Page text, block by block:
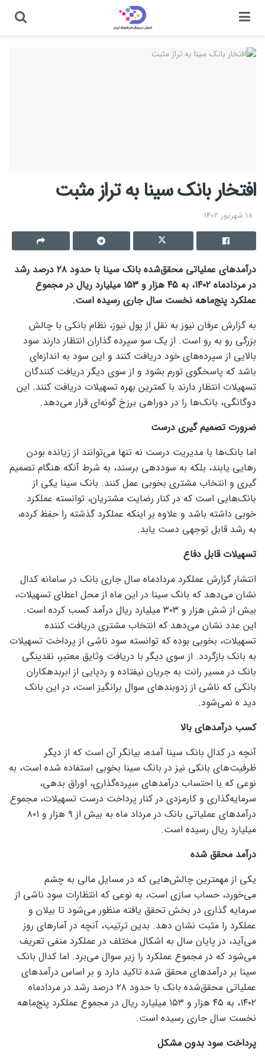
افتخار بانک سینا به تراز مثبت
18 شهریور 1402
درآمد‌های عملیاتی محقق‌شده بانک سینا با حدود ۲۸ درصد رشد
در مردادماه ۱۴۰۲، به ۴۵ هزار و ۱۵۳ میلیارد ریال در مجموع
عملکرد پنج‌ماهه نخست سال جاری رسیده است.
به گزارش عرفان نیوز به نقل از پول نیوز، نظام بانکی با چالش
بزرگی رو به رو است. از یک سو سپرده گذاران انتظار دارند سود
بالایی از سپرده‌های خود دریافت کنند و این سود به اندازه‌ای
باشد که پاسخگوی تورم بشود و از سوی دیگر دریافت کنندگان
تسهیلات انتظار دارند با کمترین بهره تسهیلات دریافت کنند. این
دوگانگی، بانک‌ها را در دوراهی برزخ گونه‌ای قرار می‌دهد.
ضرورت تصمیم گیری درست
اما بانک‌ها با مدیریت درست نه تنها می‌توانند از زیانده بودن
رهایی یابند، بلکه به سوددهی برسند، به شرط آنکه هنگام تصمیم
گیری و انتخاب مشتری بخوبی عمل کنند. بانک سینا یکی از
بانک‌هایی است که در کنار رضایت مشتریان، توانسته عملکرد
خوبی داشته باشد و علاوه بر اینکه عملکرد گذشته را حفظ کرده،
به رشد قابل توجهی دست یابد.
تسهیلات قابل دفاع
انتشار گزارش عملکرد مردادماه سال جاری بانک در سامانه کدال
نشان می‌دهد که بانک سینا در این ماه از محل اعطای تسهیلات،
بیش از شش هزار و ۳۰۳ میلیارد ریال درآمد کسب کرده است.
این عدد نشان می‌دهد که انتخاب مشتری دریافت کننده
تسهیلات، بخوبی بوده که توانسته سود ناشی از پرداخت تسهیلات
به بانک بازگردد. از سوی دیگر با دریافت وثایق معتبر، نقدینگی
بانک در مسیر رانت به جریان نیفتاده و ردپایی از ابربدهکاران
بانکی که ناشی از زدوبند‌های سوال برانگیز است، در این بانک
دید ه نمی‌شود.
کسب درآمد‌های بالا
آنچه در کدال بانک سینا آمده، بیانگر آن است که از دیگر
ظرفیت‌های بانکی نیز در بانک سینا بخوبی استفاده شده است، به
نوعی که با احتساب درآمد‌های سپرده‌گذاری، اوراق بدهی،
سرمایه‌گذاری و کارمزدی در کنار پرداخت درست تسهیلات، مجموع
درآمد‌های عملیاتی بانک در مرداد ماه به بیش از ۹ هزار و ۸۰۱
میلیارد ریال رسیده است.
درآمد محقق شده
یکی از مهمترین چالش‌هایی که در مسایل مالی به چشم
می‌خورد، حساب سازی است، به نوعی که انتظارات سود ناشی از
سرمایه گذاری در بخش تحقق یافته منظور می‌شود تا بیلان و
عملکرد را مثبت نشان دهد. بدین ترتیب، آنچه در آمار‌های روز
می‌آید، در پایان سال به اشکال مختلف در عملکرد منفی تعریف
می‌شود که در مجموع عملکرد را زیر سوال می‌برد. اما کدال بانک
سینا بر درآمد‌های محقق شده تاکید دارد و بر اساس درآمد‌های
عملیاتی محقق‌شده بانک با حدود ۲۸ درصد رشد در مردادماه
۱۴۰۲، به ۴۵ هزار و ۱۵۳ میلیارد ریال در مجموع عملکرد پنج‌ماهه
نخست سال جاری رسیده است.
پرداخت سود بدون مشکل